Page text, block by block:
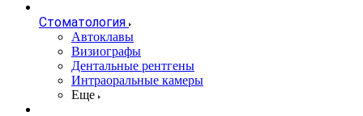
Стоматология
Автоклавы
Визиографы
Дентальные рентгены
Интраоральные камеры
Еще